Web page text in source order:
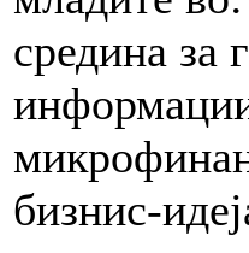
средина за
бизнис-